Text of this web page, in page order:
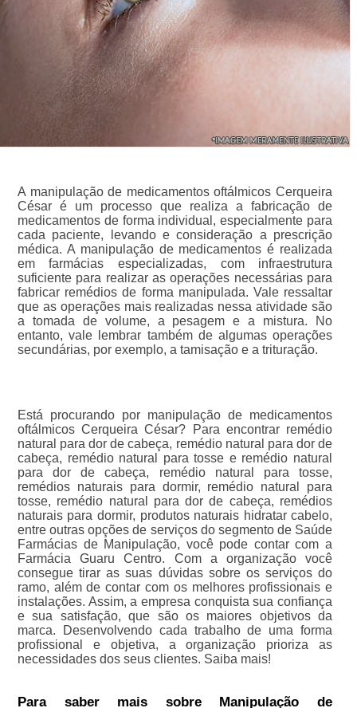
A manipulação de medicamentos oftálmicos Cerqueira
César é um processo que realiza a fabricação de
medicamentos de forma individual, especialmente para
cada paciente, levando e consideração a prescrição
médica. A manipulação de medicamentos é realizada
em farmácias especializadas, com infraestrutura
suficiente para realizar as operações necessárias para
fabricar remédios de forma manipulada. Vale ressaltar
que as operações mais realizadas nessa atividade são
a tomada de volume, a pesagem e a mistura. No
entanto, vale lembrar também de algumas operações
secundárias, por exemplo, a tamisação e a trituração.
Está procurando por manipulação de medicamentos
oftálmicos Cerqueira César? Para encontrar remédio
natural para dor de cabeça, remédio natural para dor de
cabeça, remédio natural para tosse e remédio natural
para dor de cabeça, remédio natural para tosse,
remédios naturais para dormir, remédio natural para
tosse, remédio natural para dor de cabeça, remédios
naturais para dormir, produtos naturais hidratar cabelo,
entre outras opções de serviços do segmento de Saúde
Farmácias de Manipulação, você pode contar com a
Farmácia Guaru Centro. Com a organização você
consegue tirar as suas dúvidas sobre os serviços do
ramo, além de contar com os melhores profissionais e
instalações. Assim, a empresa conquista sua confiança
e sua satisfação, que são os maiores objetivos da
marca. Desenvolvendo cada trabalho de uma forma
profissional e objetiva, a organização prioriza as
necessidades dos seus clientes. Saiba mais!
Para saber mais sobre Manipulação de